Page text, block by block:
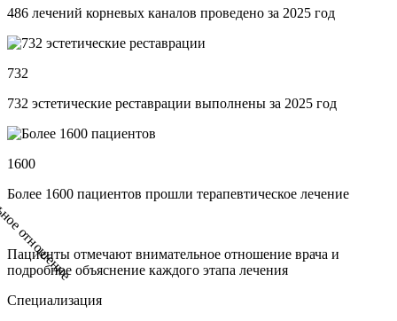
486 лечений корневых каналов проведено за 2025 год
732
732 эстетические реставрации выполнены за 2025 год
1600
Более 1600 пациентов прошли терапевтическое лечение
Пациенты отмечают внимательное отношение врача и
подробное объяснение каждого этапа лечения
Специализация